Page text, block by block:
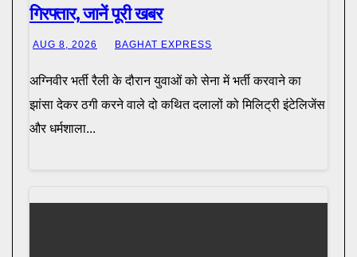
गिरफ्तार, जानें पूरी खबर
AUG 8, 2026 BAGHAT EXPRESS
अग्निवीर भर्ती रैली के दौरान युवाओं को सेना में भर्ती करवाने का
झांसा देकर ठगी करने वाले दो कथित दलालों को मिलिट्री इंटेलिजेंस
और धर्मशाला...